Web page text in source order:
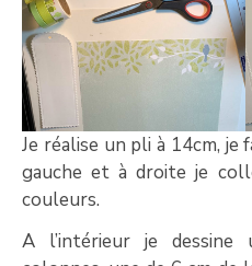
Je réalise un pli à 14cm,
gauche et à droite je
couleurs.
A l’intérieur je